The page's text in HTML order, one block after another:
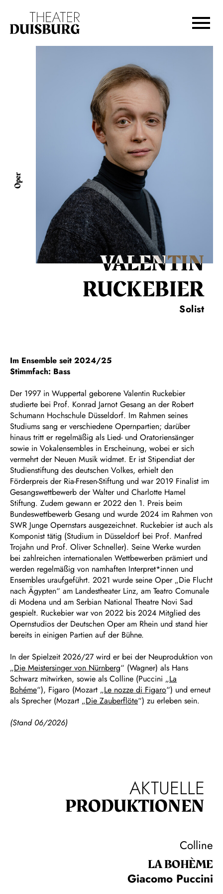
Zur Hauptnavigation springen
Zum Footer springen
Oper
VALENTIN
RUCKEBIER
Solist
Im Ensemble seit 2024/25
Stimmfach: Bass
Der 1997 in Wuppertal geborene Valentin Ruckebier
studierte bei Prof. Konrad Jarnot Gesang an der Robert
Schumann Hochschule Düsseldorf. Im Rahmen seines
Studiums sang er verschiedene Opernpartien; darüber
hinaus tritt er regelmäßig als Lied- und Oratoriensänger
sowie in Vokalensembles in Erscheinung, wobei er sich
vermehrt der Neuen Musik widmet. Er ist Stipendiat der
Studienstiftung des deutschen Volkes, erhielt den
Förderpreis der Ria-Fresen-Stiftung und war 2019 Finalist im
Gesangswettbewerb der Walter und Charlotte Hamel
Stiftung. Zudem gewann er 2022 den 1. Preis beim
Bundeswettbewerb Gesang und wurde 2024 im Rahmen von
SWR Junge Opernstars ausgezeichnet. Ruckebier ist auch als
Komponist tätig (Studium in Düsseldorf bei Prof. Manfred
Trojahn und Prof. Oliver Schneller). Seine Werke wurden
bei zahlreichen internationalen Wettbewerben prämiert und
werden regelmäßig von namhaften Interpret*innen und
Ensembles uraufgeführt. 2021 wurde seine Oper „Die Flucht
nach Ägypten“ am Landestheater Linz, am Teatro Comunale
di Modena und am Serbian National Theatre Novi Sad
gespielt. Ruckebier war von 2022 bis 2024 Mitglied des
Opernstudios der Deutschen Oper am Rhein und stand hier
bereits in einigen Partien auf der Bühne.
In der Spielzeit 2026/27 wird er bei der Neuproduktion von
„Die Meistersinger von Nürnberg“ (Wagner) als Hans
Schwarz mitwirken, sowie als Colline (Puccini „La
Bohéme“), Figaro (Mozart „Le nozze di Figaro“) und erneut
als Sprecher (Mozart „Die Zauberflöte“) zu erleben sein.
(Stand 06/2026)
AKTUELLE
PRODUKTIONEN
Colline
LA BOHÈME
Giacomo Puccini